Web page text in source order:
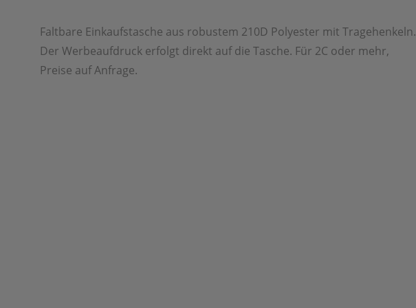
Faltbare Einkaufstasche aus robustem 210D Polyester mit Tragehenkeln.
Der Werbeaufdruck erfolgt direkt auf die Tasche. Für 2C oder mehr,
Preise auf Anfrage.